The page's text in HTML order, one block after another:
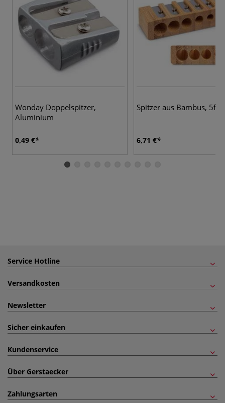
Wonday Doppelspitzer,
Aluminium
0,49 €
Spitzer aus Bambus,
6,71 €
Service Hotline
Versandkosten
Newsletter
Sicher einkaufen
Kundenservice
Über Gerstaecker
Zahlungsarten